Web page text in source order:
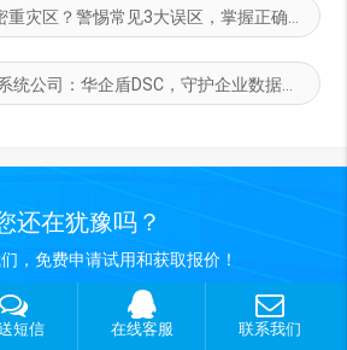
区？警惕常见3大误区，掌握正确使用方法防风险
公司：华企盾DSC，守护企业数据安全
还在犹豫吗？
，免费申请试用和获取报价！
立即咨询
短信 在线客服 联系我们